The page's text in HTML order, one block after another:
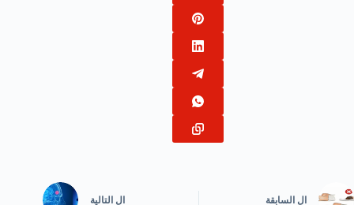
ال السابقة ال التالية